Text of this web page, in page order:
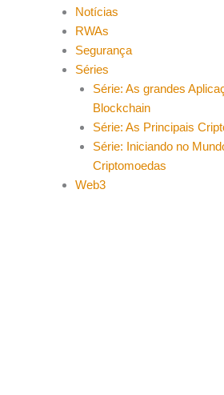
Notícias
RWAs
Segurança
Séries
Série: As grandes
Blockchain
Série: As Principais
Série: Iniciando no
Criptomoedas
Web3